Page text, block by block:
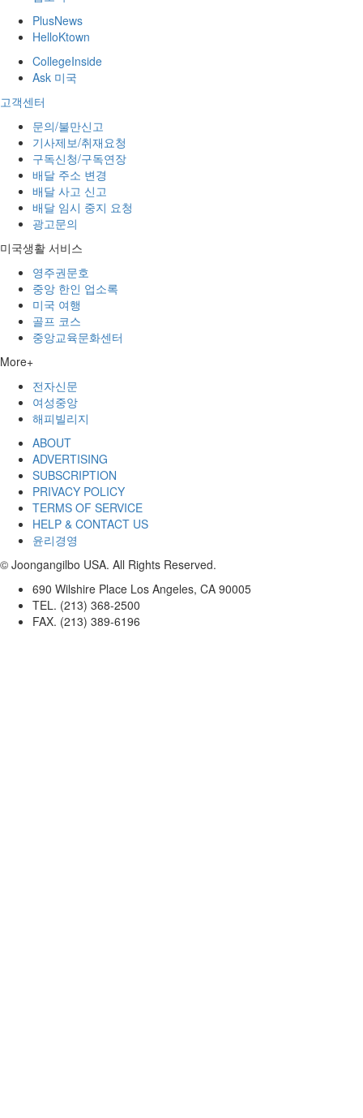
PlusNews
HelloKtown
CollegeInside
Ask 미국
고객센터
문의/불만신고
기사제보/취재요청
구독신청/구독연장
배달 주소 변경
배달 사고 신고
배달 임시 중지 요청
광고문의
미국생활 서비스
영주권문호
중앙 한인 업소록
미국 여행
골프 코스
중앙교육문화센터
More+
전자신문
여성중앙
해피빌리지
ABOUT
ADVERTISING
SUBSCRIPTION
PRIVACY POLICY
TERMS OF SERVICE
HELP & CONTACT US
윤리경영
© Joongangilbo USA. All Rights Reserved.
690 Wilshire Place Los Angeles, CA 90005
TEL. (213) 368-2500
FAX. (213) 389-6196